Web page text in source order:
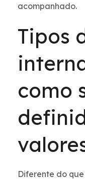
acompanhado.
Tipos
como
Diferente do